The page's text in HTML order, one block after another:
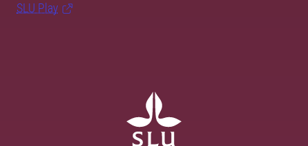
SLU Play